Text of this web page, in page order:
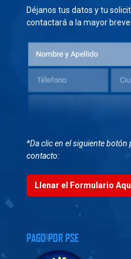
Déjanos tus datos y tu
contactará a la mayor
*Da clic en el siguiente
contacto:
Llenar el Formulario
PAGO POR PSE